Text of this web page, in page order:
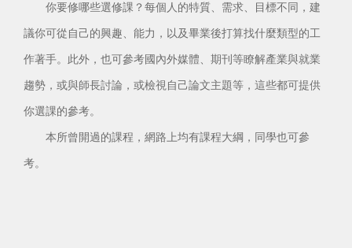
你要修哪些選修課？每個人的特質、需求、目標不同，建
議你可從自己的興趣、能力，以及畢業後打算找什麼類型的工
作著手。此外，也可參考國內外媒體、期刊等瞭解產業與就業
趨勢，或與師長討論，或檢視自己論文主題等，這些都可提供
你選課的參考。
本所曾開過的課程，網路上均有課程大綱，同學也可參
考。